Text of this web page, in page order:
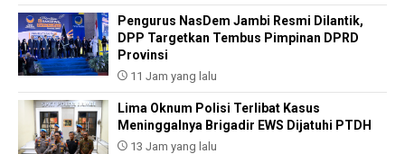
Pengurus NasDem Jambi Resmi Dilantik,
DPP Targetkan Tembus Pimpinan DPRD
Provinsi
11 Jam yang lalu
Lima Oknum Polisi Terlibat Kasus
Meninggalnya Brigadir EWS Dijatuhi PTDH
13 Jam yang lalu